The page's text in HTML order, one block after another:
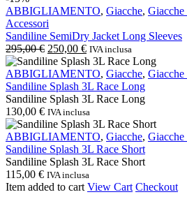
era:
124,00 €.
è:
SemiDry
Jacket
Long
Sleeves
ABBIGLIAMENTO, Giacche,
Accessori
Sandiline SemiDry Jacket Long Sleeves
295,00€ Il
prezzo
originale
era:
295,00 €.
250,00 €Il
prezzo
attuale
è:
250,00 €.
IVA inclusa
Sandiline
Splash
3L
Race
Long
ABBIGLIAMENTO, Giacche,
Sandiline Splash 3L Race Long
Sandiline Splash 3L Race Long
130,00 € IVA inclusa
Sandiline
Splash
3L
Race
Short
ABBIGLIAMENTO, Giacche,
Sandiline Splash 3L Race Short
Sandiline Splash 3L Race Short
115,00 € IVA inclusa
Item added to cart View Cart Checkout